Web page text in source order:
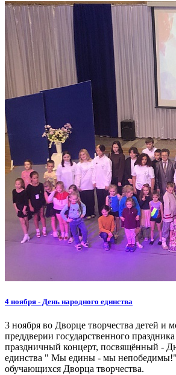
4 ноября - День народного единства
3 ноября во Дворце творчества детей и
преддверии государственного праздника
праздничный концерт, посвящённый -
единства " Мы едины - мы
обучающихся Дворца творчества.